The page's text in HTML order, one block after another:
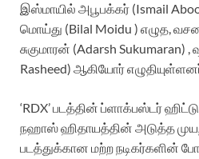
இஸ்மாயில் அபூபக்கர் (Ismail
மொய்து (Bilal Moidu ) எழுத,
சுகுமாரன் (Adarsh Sukumaran)
Rasheed) ஆகியோர்
‘RDX’ படத்தின் ப்ளாக்பஸ்டர்
நஹாஸ் ஹிதாயத்தின் அடுத்த
படத்துக்கான மற்ற நடிகர்களின்